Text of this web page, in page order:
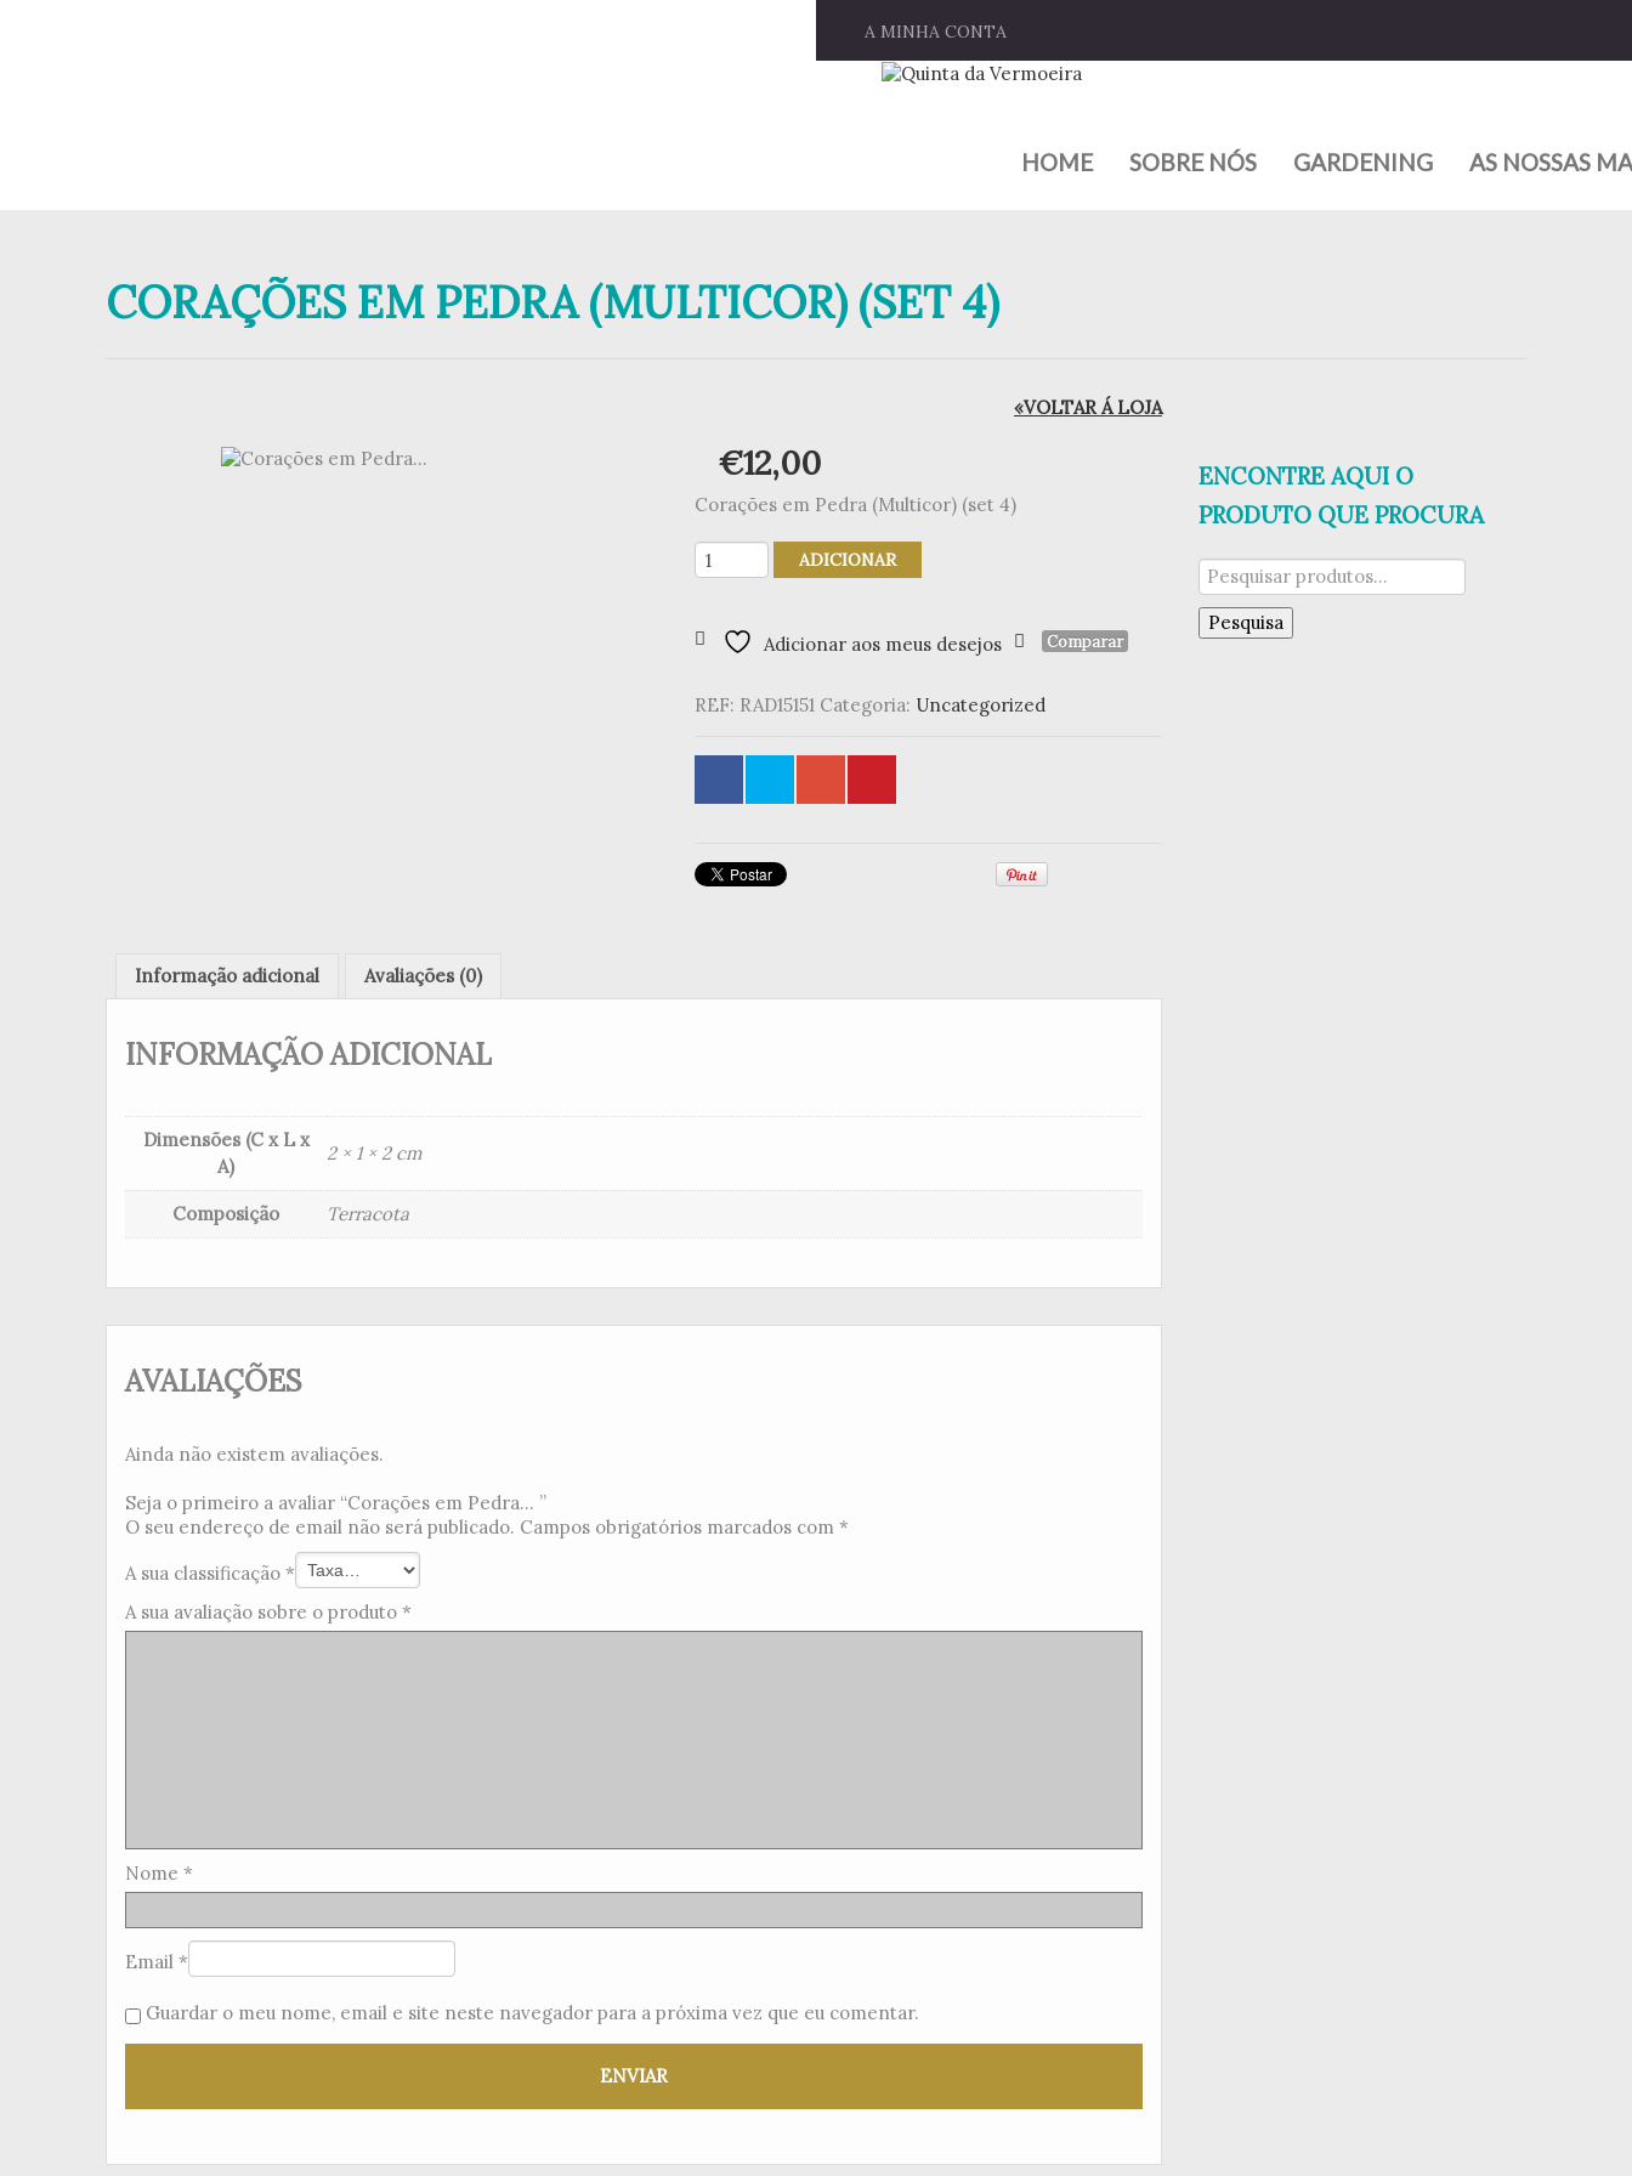
A MINHA CONTA
HOME SOBRE NÓS GARDENING AS NOSSAS
CORAÇÕES EM PEDRA (MULTICOR) (SET 4)
«VOLTAR Á LOJA
€12,00
Corações em Pedra (Multicor) (set 4)
Quantidade
de
Pedra
(set
ADICIONAR
Adicionar aos meus desejos Comparar
REF: RAD15151 Categoria: Uncategorized
Informação adicional Avaliações (0)
INFORMAÇÃO ADICIONAL
Dimensões (C x L x
A)
2 × 1 × 2 cm
Composição Terracota
AVALIAÇÕES
Ainda não existem avaliações.
Seja o primeiro a avaliar “Corações em Pedra... ”
O seu endereço de email não será publicado. Campos obrigatórios marcados com *
A sua classificação *
A sua avaliação sobre o produto *
Nome *
Email *
Guardar o meu nome, email e site neste navegador para a próxima vez que eu comentar.
ENCONTRE AQUI O
PRODUTO QUE PROCURA
Pesquisar
por:
Pesquisa